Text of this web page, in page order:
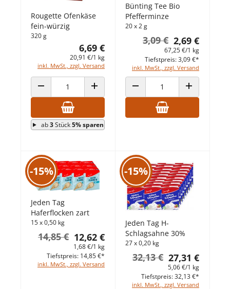
Rougette Ofenkäse
fein-würzig
320 g
6,69 €
20,91 €/1 kg
inkl. MwSt., zzgl. Versand
ANZAHL VERRINGERNANZAHL ERHÖHEN
ab3Stück5% sparen
Bünting Tee Bio
Pfefferminze
20 x 2 g
2,69 €
3,09 €
67,25 €/1 kg
inkl. MwSt., zzgl. Versand
Tiefstpreis: 3,09 €*
ANZAHL VERRINGERNANZAHL
-15%
Jeden Tag
Haferflocken zart
15 x 0,50 kg
12,62 €
14,85 €
1,68 €/1 kg
inkl. MwSt., zzgl. Versand
Tiefstpreis: 14,85 €*
-15%
Jeden Tag H-
Schlagsahne 30%
27 x 0,20 kg
27,31 €
32,13 €
5,06 €/1 kg
inkl. MwSt., zzgl. Versand
Tiefstpreis: 32,13 €*